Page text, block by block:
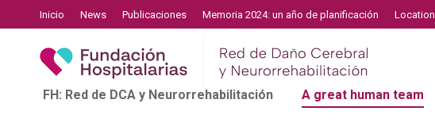
Inicio News Publicaciones Memoria 2024: un año de planificación Location
FH: Red de DCA y Neurorrehabilitación A great human team